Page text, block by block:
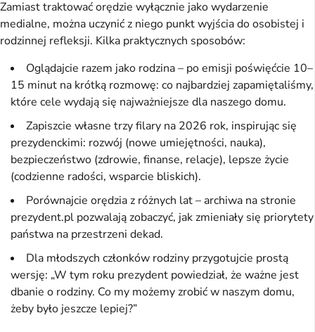
Zamiast traktować orędzie wyłącznie jako wydarzenie
medialne, można uczynić z niego punkt wyjścia do osobistej i
rodzinnej refleksji. Kilka praktycznych sposobów:
Oglądajcie razem jako rodzina – po emisji poświęćcie 10–
15 minut na krótką rozmowę: co najbardziej zapamiętaliśmy,
które cele wydają się najważniejsze dla naszego domu.
Zapiszcie własne trzy filary na 2026 rok, inspirując się
prezydenckimi: rozwój (nowe umiejętności, nauka),
bezpieczeństwo (zdrowie, finanse, relacje), lepsze życie
(codzienne radości, wsparcie bliskich).
Porównajcie orędzia z różnych lat – archiwa na stronie
prezydent.pl pozwalają zobaczyć, jak zmieniały się priorytety
państwa na przestrzeni dekad.
Dla młodszych członków rodziny przygotujcie prostą
wersję: „W tym roku prezydent powiedział, że ważne jest
dbanie o rodziny. Co my możemy zrobić w naszym domu,
żeby było jeszcze lepiej?”